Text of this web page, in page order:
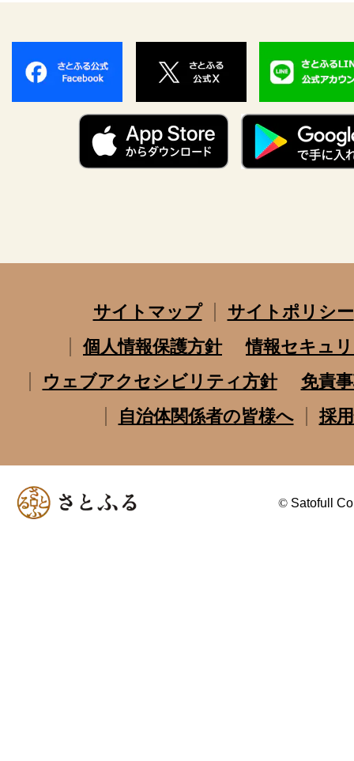
サイトマップ
サイトポリシー
個人情報保護方針
情報セキュ
ウェブアクセシビリティ方針
免責
自治体関係者の皆様へ
採
© Satofull